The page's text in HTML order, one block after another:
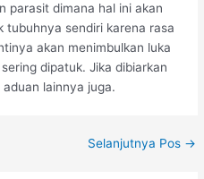
parasit dimana hal ini akan
tubuhnya sendiri karena rasa
akan menimbulkan luka
dipatuk. Jika dibiarkan
lainnya juga.
Selanjutnya Pos →